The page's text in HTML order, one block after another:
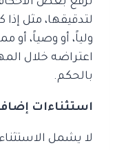
لتدقيقها، مثل
ولياً، أو وصياً، أو
اعتراضه خلال
بالحكم.
استثناءات
لا يشمل